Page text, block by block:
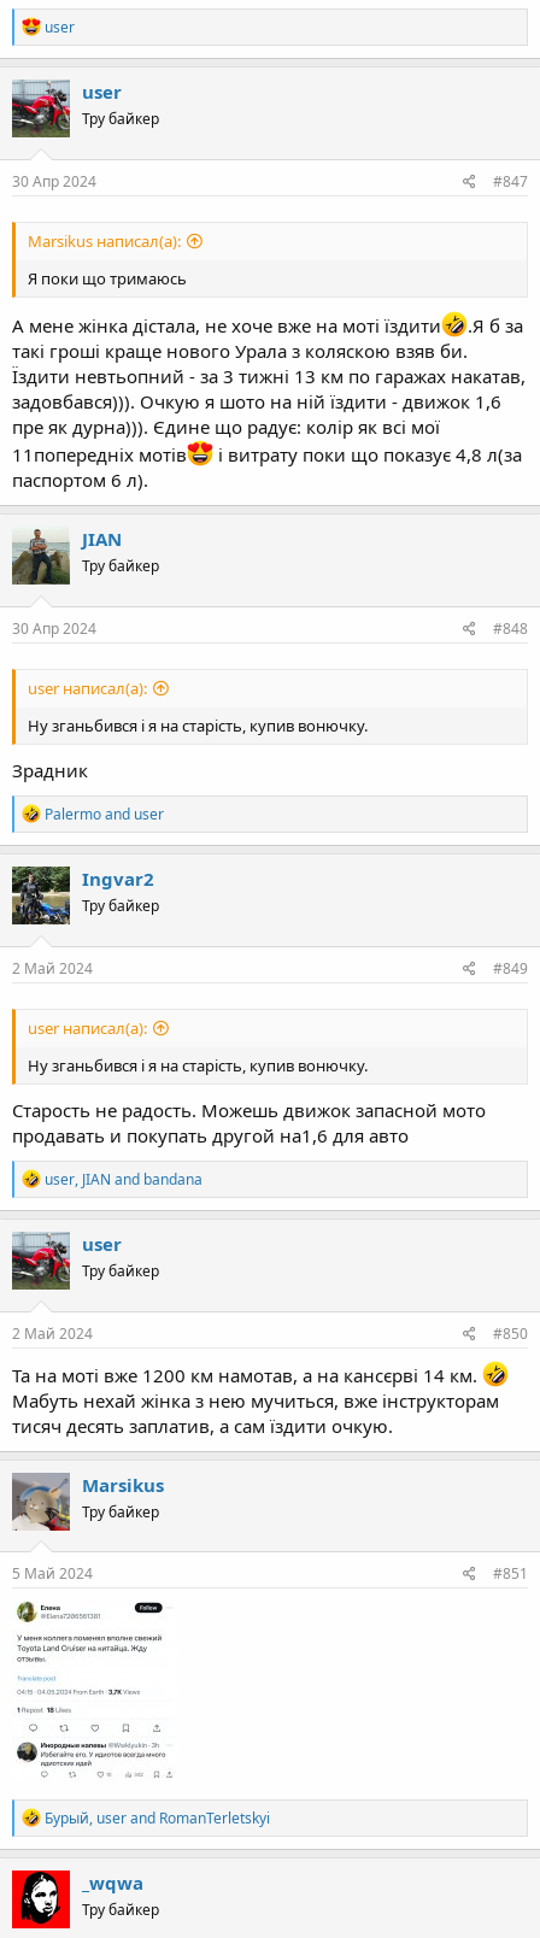
R
e
a
c
t
i
o
n
s
user
user
Тру байкер
30 Апр 2024 #847
Marsikus написал(а):
Я поки що тримаюсь
А мене жінка дістала, не хоче вже на моті їздити
.Я б за
такі гроші краще нового Урала з коляскою взяв би.
Їздити невтьопний - за 3 тижні 13 км по гаражах накатав,
задовбався))). Очкую я шото на ній їздити - движок 1,6
пре як дурна))). Єдине що радує: колір як всі мої
11попередніх мотів
і витрату поки що показує 4,8 л(за
паспортом 6 л).
JIAN
Тру байкер
30 Апр 2024 #848
user написал(а):
Ну зганьбився і я на старість, купив вонючку.
Зрадник
R
e
a
c
t
i
o
n
s
Palermoand user
Ingvar2
Тру байкер
2 Май 2024 #849
user написал(а):
Ну зганьбився і я на старість, купив вонючку.
Старость не радость. Можешь движок запасной мото
продавать и покупать другой на1,6 для авто
R
e
a
c
t
i
o
n
s
user, JIAN and bandana
user
Тру байкер
2 Май 2024 #850
Та на моті вже 1200 км намотав, а на кансєрві 14 км.
Мабуть нехай жінка з нею мучиться, вже інструкторам
тисяч десять заплатив, а сам їздити очкую.
Marsikus
Тру байкер
5 Май 2024 #851
R
e
a
c
t
i
o
Бурый, userand RomanTerletskyi
_wqwa
Тру байкер